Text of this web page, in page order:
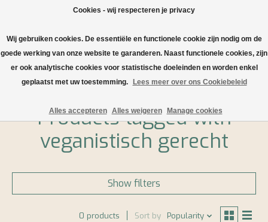
Wishlist
Home / Tags / veganistisch gerecht
Products tagged with
veganistisch gerecht
Show filters
0 products Sort by Popularity
Cookies - wij respecteren je privacy
Wij gebruiken cookies. De essentiële en functionele cookie zijn nodig om de
goede werking van onze website te garanderen. Naast functionele cookies, zijn
er ook analytische cookies voor statistische doeleinden en worden enkel
geplaatst met uw toestemming.
Lees meer over ons Cookiebeleid
Alles accepteren Alles weigeren Manage cookies